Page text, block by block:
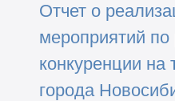
Отчет о
мероприятий по
конкуренции на
города